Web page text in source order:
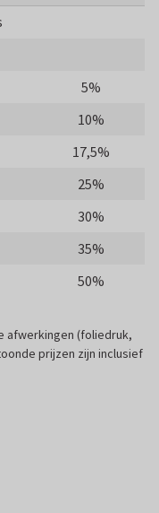
5%
10%
17,5%
25%
30%
35%
50%
afwerkingen (foliedruk,
prijzen zijn inclusief